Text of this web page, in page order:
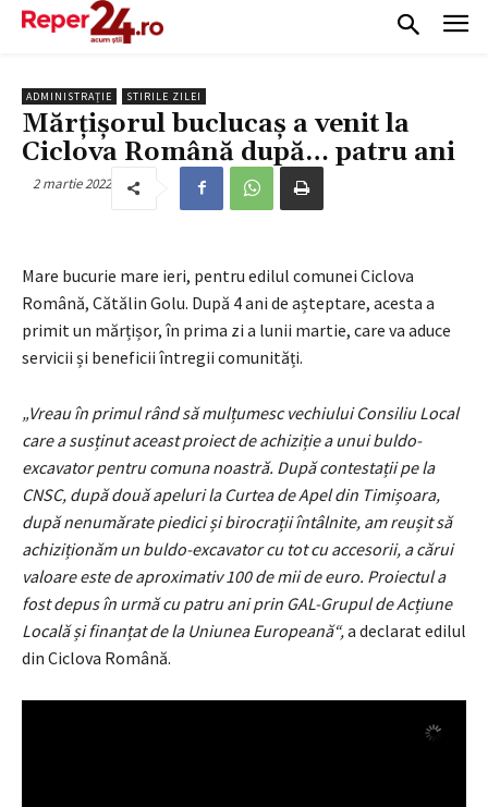
ADMINISTRAȚIE STIRILE ZILEI
Mărțișorul buclucaș a venit la
Ciclova Română după… patru ani
2 martie 2022
Mare bucurie mare ieri, pentru edilul comunei Ciclova
Română, Cătălin Golu. După 4 ani de așteptare, acesta a
primit un mărțișor, în prima zi a lunii martie, care va aduce
servicii și beneficii întregii comunități.
„Vreau în primul rând să mulțumesc vechiului Consiliu Local
care a susținut aceast proiect de achiziție a unui buldo-
excavator pentru comuna noastră. După contestații pe la
CNSC, după două apeluri la Curtea de Apel din Timișoara,
după nenumărate piedici și birocrații întâlnite, am reușit să
achiziționăm un buldo-excavator cu tot cu accesorii, a cărui
valoare este de aproximativ 100 de mii de euro. Proiectul a
fost depus în urmă cu patru ani prin GAL-Grupul de Acțiune
Locală și finanțat de la Uniunea Europeană“,a declarat edilul
din Ciclova Română.